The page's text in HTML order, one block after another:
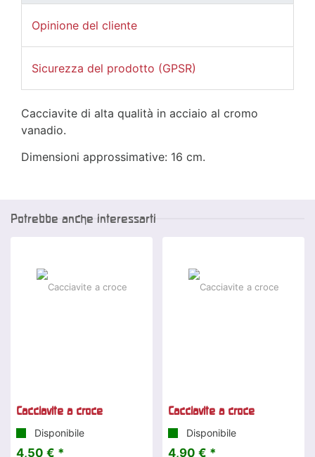
Opinione del cliente
Sicurezza del prodotto (GPSR)
Cacciavite di alta qualità in acciaio al cromo
vanadio.
Dimensioni approssimative: 16 cm.
Potrebbe anche interessarti
Cacciavite a croce
Disponibile
4,50 € *
Cacciavite a croce
Disponibile
4,90 € *